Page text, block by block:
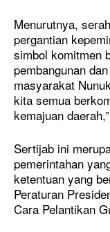
Menurutnya,
pergantian
simbol komitmen
pembangunan
masyarakat
kita semua
kemajuan
Sertijab ini
pemerintahan
ketentuan yang
Peraturan
Cara Pelantikan